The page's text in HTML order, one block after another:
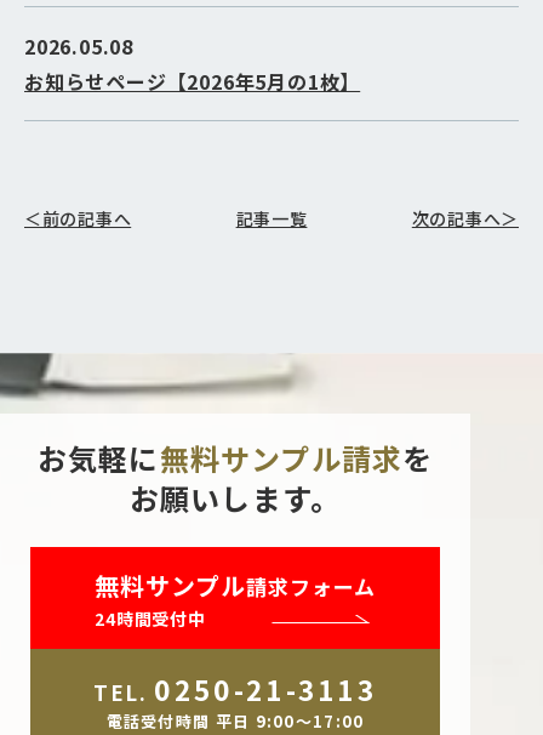
2026.05.08
お知らせページ【2026年5月の1枚】
＜前の記事へ 記事一覧 次の記事へ＞
お気軽に無料サンプル請求を
お願いします。
無料サンプル請求フォーム
24時間受付中
TEL. 0250-21-3113
電話受付時間 平日 9:00～17:00